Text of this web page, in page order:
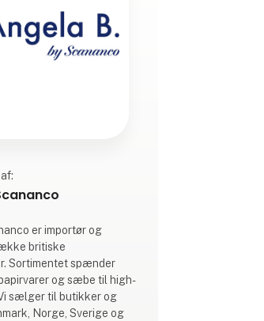
er importør og
britiske
Sortimentet spænder
og sæbe til high-
sælger til butikker og
Norge, Sverige og